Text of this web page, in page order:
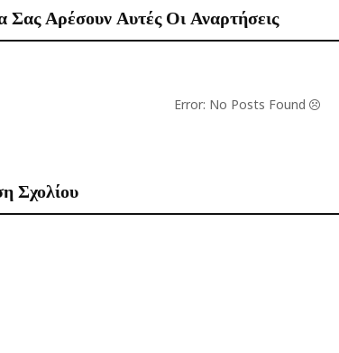
Αρέσουν Αυτές Οι Αναρτήσεις
Error: No Posts Found
Σχολίου